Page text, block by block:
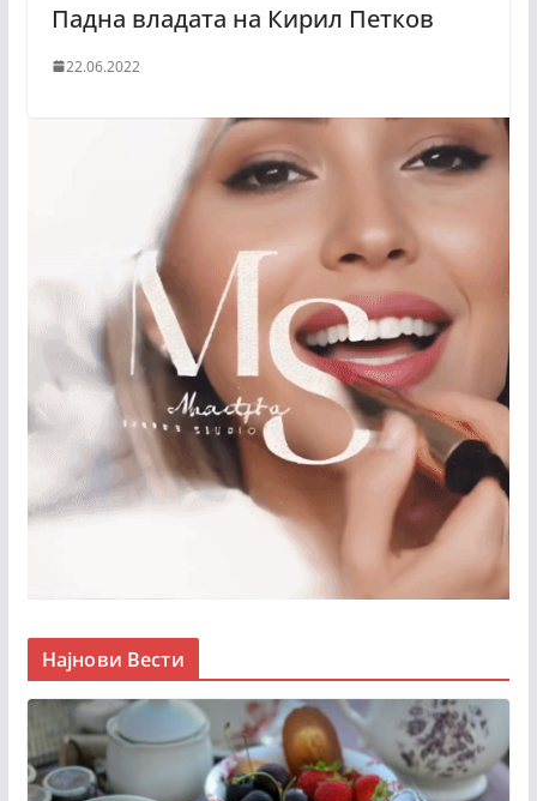
Падна владата на Кирил Петков
22.06.2022
Најнови Вести